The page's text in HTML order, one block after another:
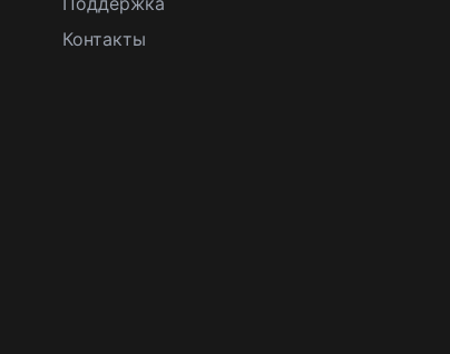
Контакты